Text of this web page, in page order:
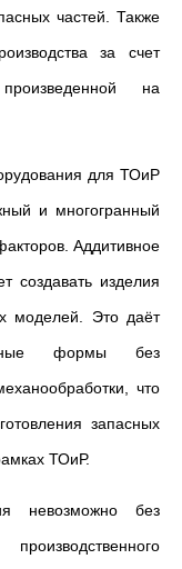
частей. Также
за счет
на
для ТОиР
и многогранный
Аддитивное
создавать изделия
моделей. Это даёт
формы без
что
запасных
ТОиР.
невозможно без